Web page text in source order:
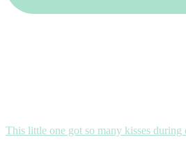
This little one got so many kisses during